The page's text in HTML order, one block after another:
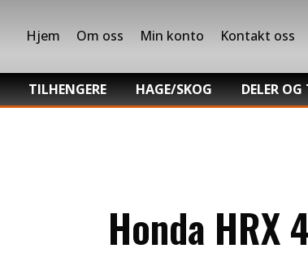
Hjem Om oss Min konto Kontakt oss
Du har
TILHENGERE
Maskinhenger
HAGE/SKOG
DELER
Honda HRX